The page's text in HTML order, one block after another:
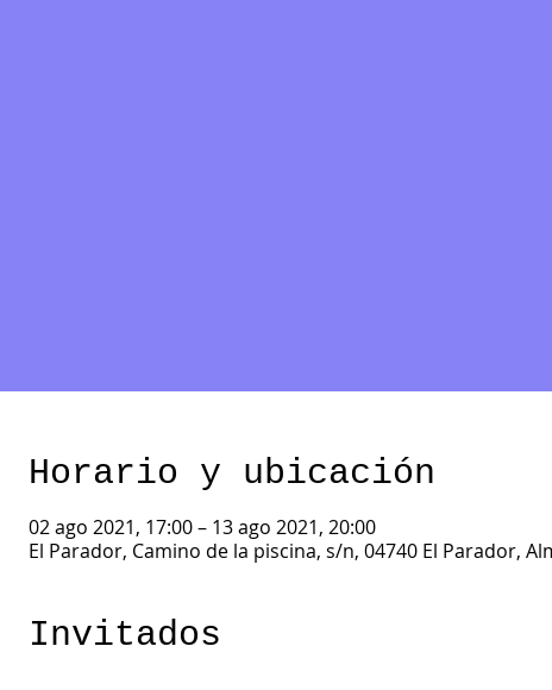
Horario y ubicación
02 ago 2021, 17:00 – 13 ago 2021, 20:00
El Parador, Camino de la piscina, s/n, 04740 El Parador,
Invitados